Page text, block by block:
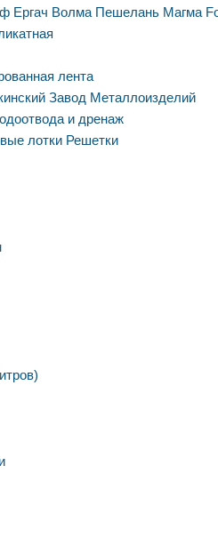
Ергач Волма Пешелань Магма
лента
Завод Металлоизделий
и дренаж
лотки Решетки